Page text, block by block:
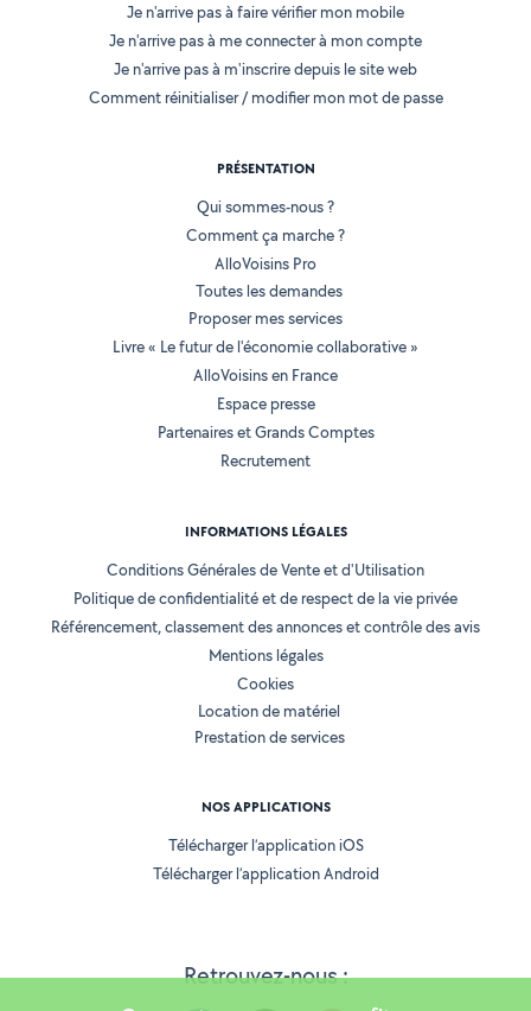
Retrouvez-nous :
Je n'arrive pas à faire vérifier mon mobile
Je n'arrive pas à me connecter à mon compte
Je n'arrive pas à m'inscrire depuis le site web
Comment réinitialiser / modifier mon mot de passe
PRÉSENTATION
Qui sommes-nous ?
Comment ça marche ?
AlloVoisins Pro
Toutes les demandes
Proposer mes services
Livre « Le futur de l'économie collaborative »
AlloVoisins en France
Espace presse
Partenaires et Grands Comptes
Recrutement
INFORMATIONS LÉGALES
Conditions Générales de Vente et d'Utilisation
Politique de confidentialité et de respect de la vie privée
Référencement, classement des annonces et contrôle des avis
Mentions légales
Cookies
Location de matériel
Prestation de services
NOS APPLICATIONS
Télécharger l’application iOS
Télécharger l’application Android